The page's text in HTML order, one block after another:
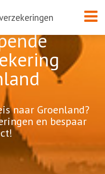
naar Groenland?
en bespaar